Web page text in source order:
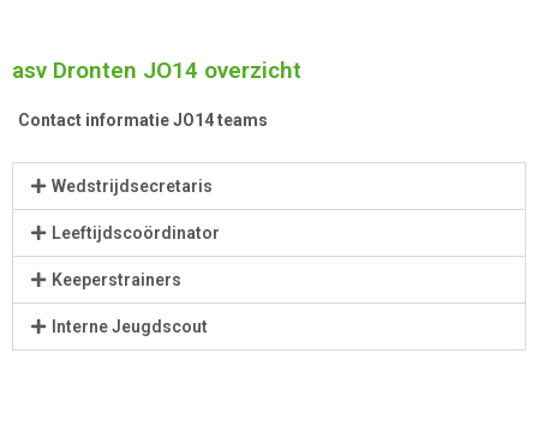
asv Dronten JO14 overzicht
Contact informatie JO14 teams
Wedstrijdsecretaris
Leeftijdscoördinator
Keeperstrainers
Interne Jeugdscout